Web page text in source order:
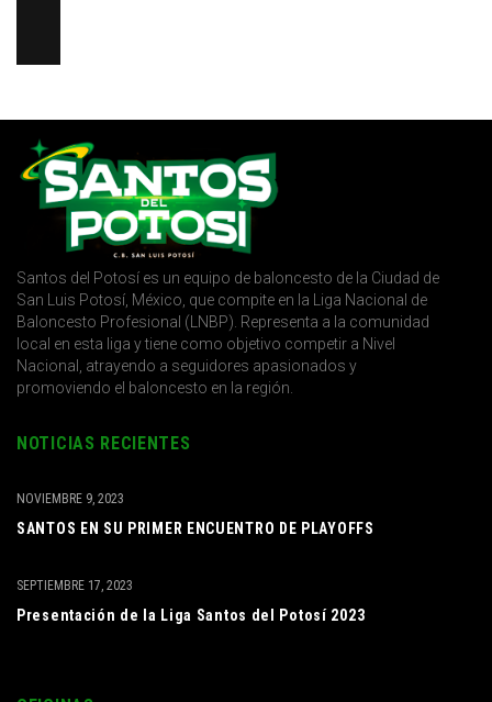
Santos del Potosí es un equipo de baloncesto de la Ciudad de
San Luis Potosí, México, que compite en la Liga Nacional de
Baloncesto Profesional (LNBP). Representa a la comunidad
local en esta liga y tiene como objetivo competir a Nivel
Nacional, atrayendo a seguidores apasionados y
promoviendo el baloncesto en la región.
NOTICIAS RECIENTES
SANTOS EN SU PRIMER ENCUENTRO DE PLAYOFFS
NOVIEMBRE 9, 2023
Presentación de la Liga Santos del Potosí 2023
SEPTIEMBRE 17, 2023